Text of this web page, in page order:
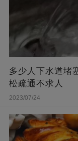
多少人下水道堵
松疏通不求人
2023/07/24